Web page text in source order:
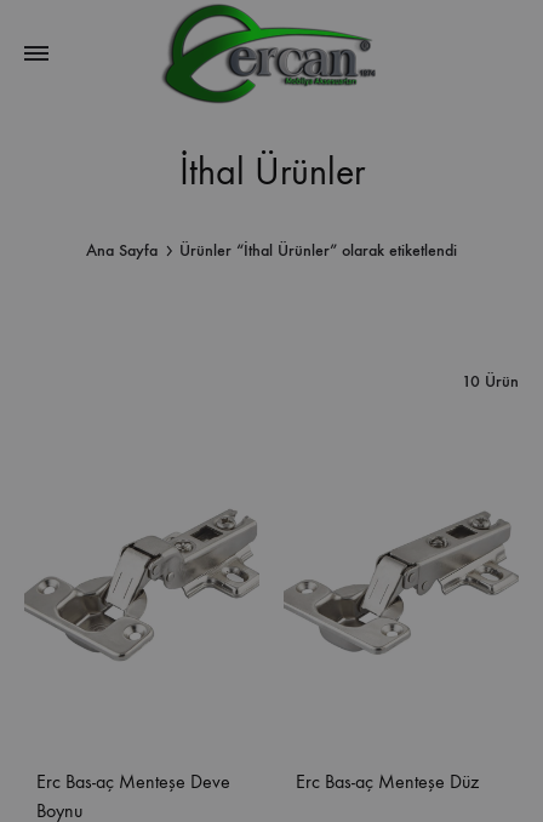
İthal Ürünler
Ana Sayfa Ürünler “İthal Ürünler” olarak etiketlendi
10 Ürün
Erc Bas-aç Menteşe Deve
Boynu
Erc Bas-aç Menteşe Düz